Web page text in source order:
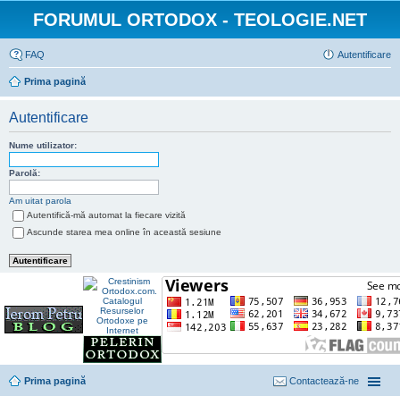
FORUMUL ORTODOX - TEOLOGIE.NET
FAQ Autentificare
Prima pagină
Autentificare
Nume utilizator:
Parolă:
Am uitat parola
Autentifică-mă automat la fiecare vizită
Ascunde starea mea online în această sesiune
Prima pagină Contactează-ne